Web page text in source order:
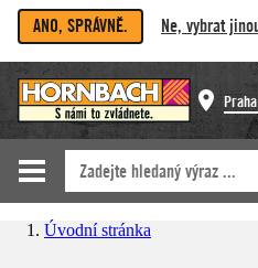
ANO, SPRÁVNĚ. Ne, vybrat
Úvodní stránka